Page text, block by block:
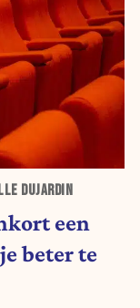
DUJARDIN
een
beter te